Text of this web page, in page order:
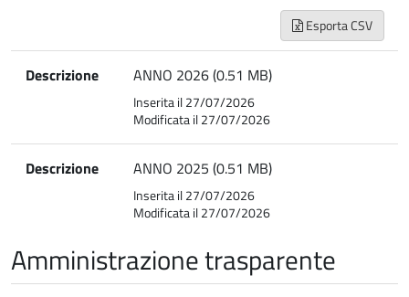
Esporta CSV
Descrizione ANNO 2026 (0.51 MB)
Inserita il 27/07/2026
Modificata il 27/07/2026
Descrizione ANNO 2025 (0.51 MB)
Inserita il 27/07/2026
Modificata il 27/07/2026
Amministrazione trasparente